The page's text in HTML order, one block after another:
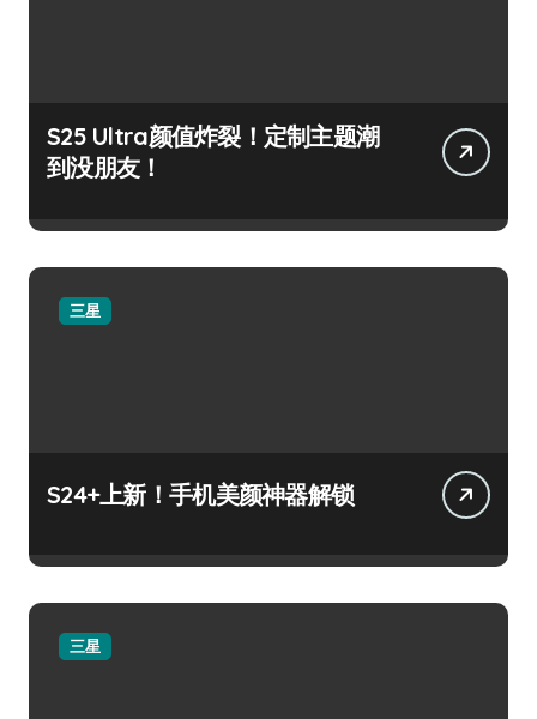
S25 Ultra颜值炸裂！定制主题潮
到没朋友！
三星
S24+上新！手机美颜神器解锁
三星